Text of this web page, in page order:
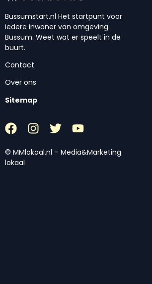
Bussumstart.nl Het startpunt voor
iedere inwoner van omgeving
Bussum. Weet wat er speelt in de
buurt.
Contact
Over ons
Sitemap
© MMlokaal.nl – Media&Marketing
lokaal